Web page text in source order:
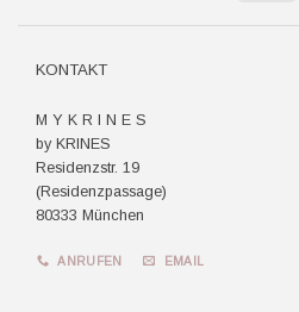
KONTAKT
M Y K R I N E S
by KRINES
Residenzstr. 19
(Residenzpassage)
80333 München
ANRUFEN EMAIL